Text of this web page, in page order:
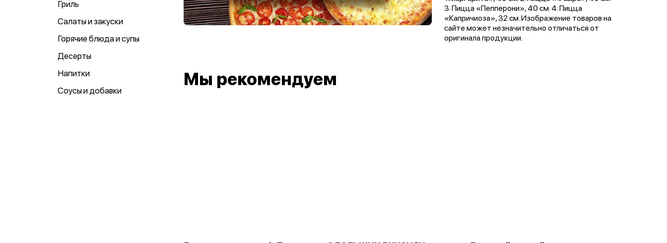
Гриль
Салаты и закуски
Горячие блюда и супы
Десерты
Напитки
Соусы и добавки
3. Пицца «Пепперони», 40 см. 4. Пицца
«Капричиоза», 32 см. Изображение товаров на
сайте может незначительно отличаться от
оригинала продукции.
Мы рекомендуем